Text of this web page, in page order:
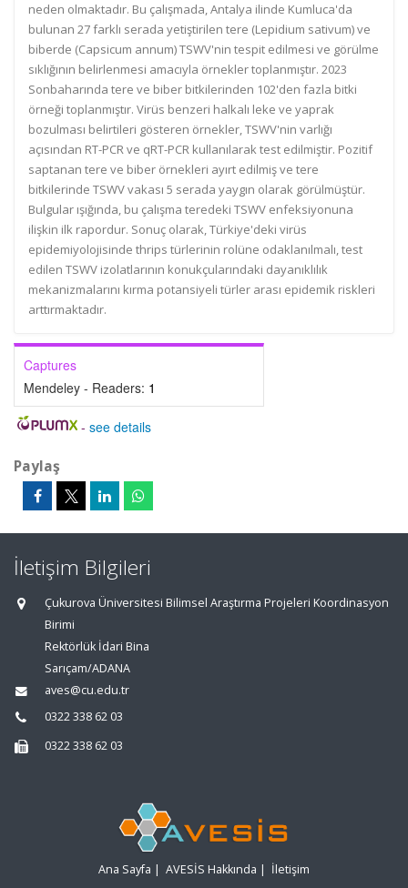
neden olmaktadır. Bu çalışmada, Antalya ilinde Kumluca'da
bulunan 27 farklı serada yetiştirilen tere (Lepidium sativum) ve
biberde (Capsicum annum) TSWV'nin tespit edilmesi ve görülme
sıklığının belirlenmesi amacıyla örnekler toplanmıştır. 2023
Sonbaharında tere ve biber bitkilerinden 102'den fazla bitki
örneği toplanmıştır. Virüs benzeri halkalı leke ve yaprak
bozulması belirtileri gösteren örnekler, TSWV'nin varlığı
açısından RT-PCR ve qRT-PCR kullanılarak test edilmiştir. Pozitif
saptanan tere ve biber örnekleri ayırt edilmiş ve tere
bitkilerinde TSWV vakası 5 serada yaygın olarak görülmüştür.
Bulgular ışığında, bu çalışma teredeki TSWV enfeksiyonuna
ilişkin ilk rapordur. Sonuç olarak, Türkiye'deki virüs
epidemiyolojisinde thrips türlerinin rolüne odaklanılmalı, test
edilen TSWV izolatlarının konukçularındaki dayanıklılık
mekanizmalarını kırma potansiyeli türler arası epidemik riskleri
arttırmaktadır.
Captures
Mendeley - Readers: 1
- see details
Paylaş
İletişim Bilgileri
Çukurova Üniversitesi Bilimsel Araştırma Projeleri Koordinasyon
Birimi
Rektörlük İdari Bina
Sarıçam/ADANA
aves@cu.edu.tr
0322 338 62 03
0322 338 62 03
Ana Sayfa | AVESİS Hakkında | İletişim